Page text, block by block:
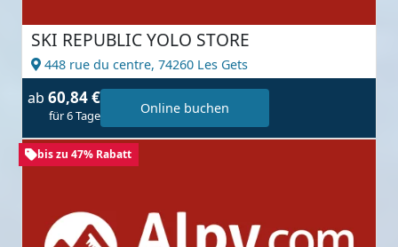
SKI REPUBLIC YOLO STORE
448 rue du centre, 74260 Les Gets
ab 60,84 €
für 6 Tage Online buchen
bis zu 47% Rabatt